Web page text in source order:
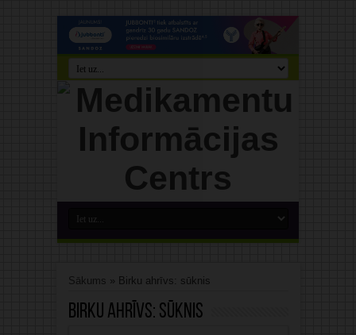
Sākums » Birku ahrīvs: sūknis
Birku ahrīvs: sūknis